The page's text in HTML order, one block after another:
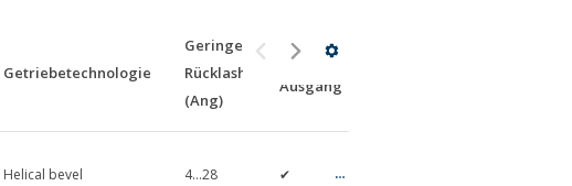
Getriebetechnologie
Geringe
Rücklash
(Ang)
NEMA-
Ausgang
Helical bevel 4…28 ✔